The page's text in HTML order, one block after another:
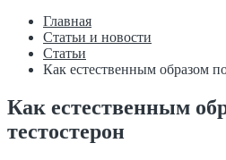
Главная
Статьи и новости
Статьи
Как естественным образом
Как естественным
тестостерон